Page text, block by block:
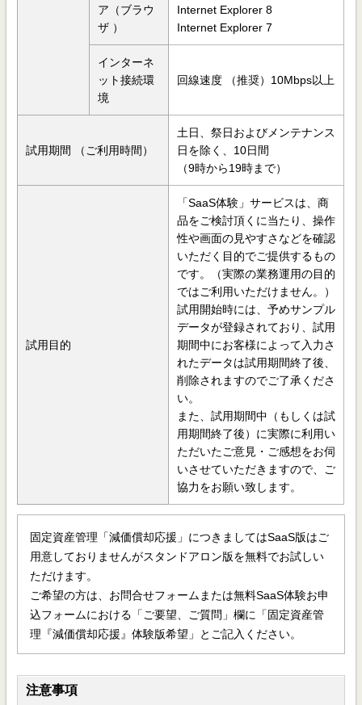
ア（ブラウ
ザ ）
Internet Explorer 8
Internet Explorer 7
インターネ
ット接続環
境
回線速度 （推奨）10Mbps以上
試用期間 （ご利用時間）
土日、祭日およびメンテナンス
日を除く、10日間
（9時から19時まで）
試用目的
「SaaS体験」サービスは、商
品をご検討頂くに当たり、操作
性や画面の見やすさなどを確認
いただく目的でご提供するもの
です。（実際の業務運用の目的
ではご利用いただけません。）
試用開始時には、予めサンプル
データが登録されており、試用
期間中にお客様によって入力さ
れたデータは試用期間終了後、
削除されますのでご了承くださ
い。
また、試用期間中（もしくは試
用期間終了後）に実際に利用い
ただいたご意見・ご感想をお伺
いさせていただきますので、ご
協力をお願い致します。
固定資産管理「減価償却応援」につきましてはSaaS版はご
用意しておりませんがスタンドアロン版を無料でお試しい
ただけます。
ご希望の方は、お問合せフォームまたは無料SaaS体験お申
込フォームにおける「ご要望、ご質問」欄に「固定資産管
理『減価償却応援』体験版希望」とご記入ください。
注意事項